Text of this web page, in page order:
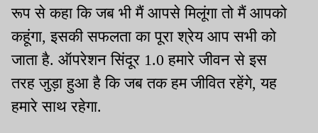
रूप से कहा कि जब भी मैं आपसे मिलूंगा तो मैं आपको
कहूंगा, इसकी सफलता का पूरा श्रेय आप सभी को
जाता है. ऑपरेशन सिंदूर 1.0 हमारे जीवन से इस
तरह जुड़ा हुआ है कि जब तक हम जीवित रहेंगे, यह
हमारे साथ रहेगा.